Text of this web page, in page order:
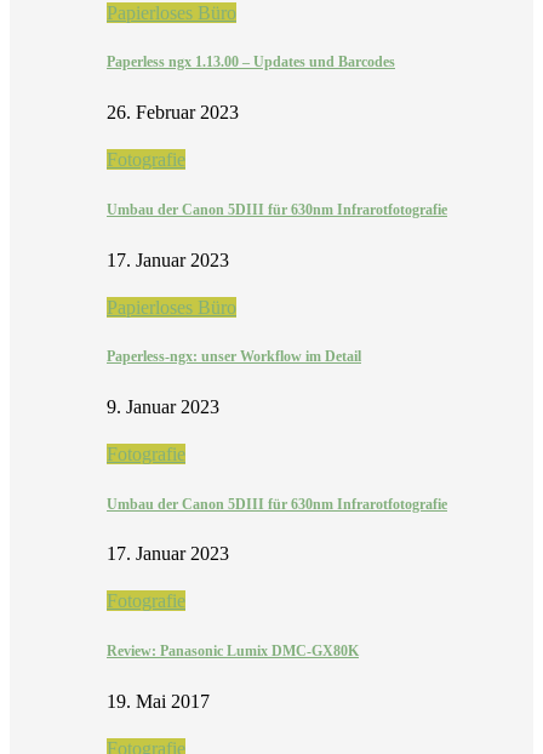
Papierloses Büro
Paperless ngx 1.13.00 – Updates und Barcodes
26. Februar 2023
Fotografie
Umbau der Canon 5DIII für 630nm Infrarotfotografie
17. Januar 2023
Papierloses Büro
Paperless-ngx: unser Workflow im Detail
9. Januar 2023
Fotografie
Umbau der Canon 5DIII für 630nm Infrarotfotografie
17. Januar 2023
Fotografie
Review: Panasonic Lumix DMC-GX80K
19. Mai 2017
Fotografie